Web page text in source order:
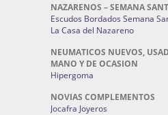
NAZARENOS – SEMANA
Escudos Bordados Semana
La Casa del Nazareno
NEUMATICOS NUEVOS,
MANO Y DE OCASION
Hipergoma
NOVIAS COMPLEMENTOS
Jocafra Joyeros